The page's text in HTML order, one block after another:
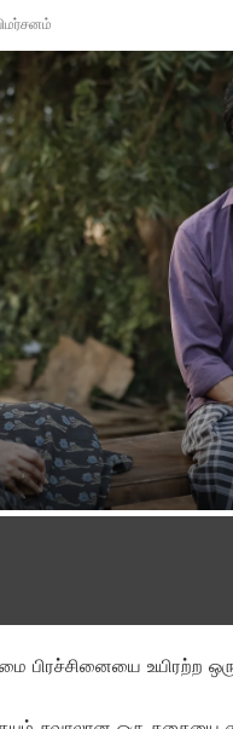
உயிரற்ற ஒரு